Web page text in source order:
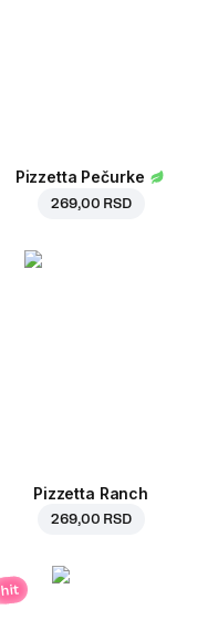
Pizzetta Pečurke
269,00 RSD
Pizzetta Ranch
269,00 RSD
hit